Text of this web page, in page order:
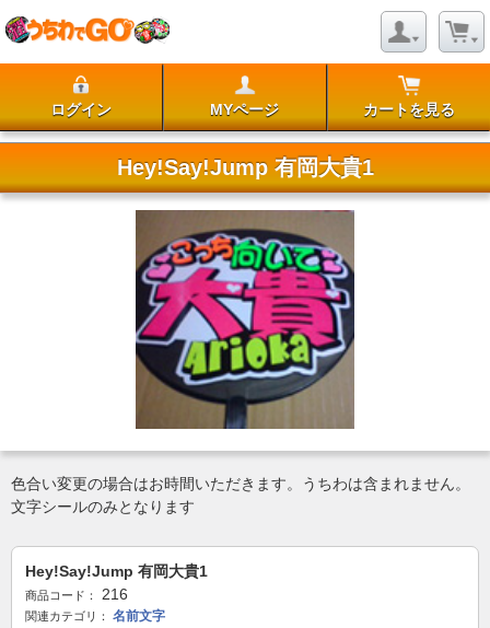
ログイン MYページ カートを見る
Hey!Say!Jump 有岡大貴1
色合い変更の場合はお時間いただきます。うちわは含まれません。
文字シールのみとなります
Hey!Say!Jump 有岡大貴1
商品コード： 216
関連カテゴリ：
名前文字